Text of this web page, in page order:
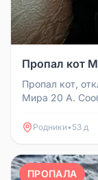
Пропал кот
Пропал кот,
Мира 20 А.
Родники• 53 д
ПРОПАЛА